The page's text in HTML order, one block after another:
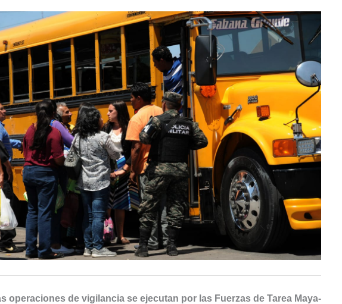
operaciones de vigilancia se ejecutan por las Fuerzas de Tarea Maya-